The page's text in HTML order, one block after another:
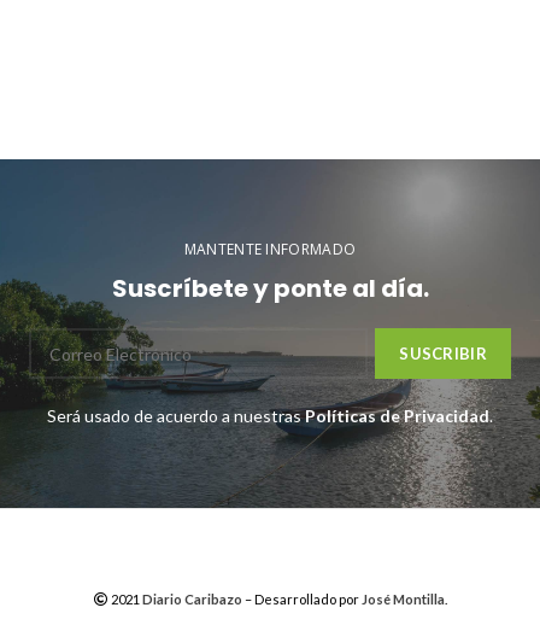
MANTENTE INFORMADO
Suscríbete y ponte al día.
Será usado de acuerdo a nuestrasPolíticas de Privacidad.
2021 Diario Caribazo – Desarrollado por José Montilla